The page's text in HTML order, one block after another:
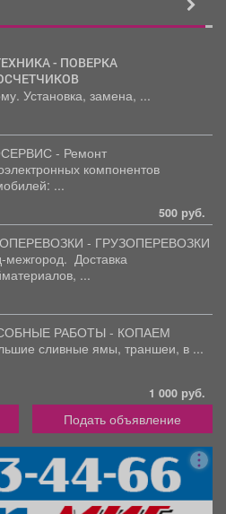
Установка, замена, ...
- Ремонт
компонентов
...
500 руб.
- ГРУЗОПЕРЕВОЗКИ
межгород. Доставка
...
РАБОТЫ - КОПАЕМ
сливные ямы, траншеи, в ...
1 000 руб.
Подать объявление